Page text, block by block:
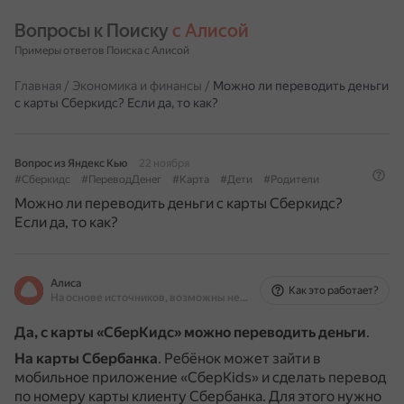
Вопросы к Поиску с Алисой
Примеры ответов Поиска с Алисой
Главная / Экономика и финансы / Можно ли переводить деньги
с карты Сберкидс? Если да, то как?
Вопрос из Яндекс Кью
22 ноября
#Сберкидс
#ПереводДенег #Карта #Дети #Родители
Можно ли переводить деньги с карты Сберкидс?
Если да, то как?
Алиса
На основе источников, возможны неточности
Как это работает?
Да, с карты «СберКидс» можно переводить деньги.
На карты Сбербанка. Ребёнок может зайти в
мобильное приложение «СберKids» и сделать перевод
по номеру карты клиенту Сбербанка. Для этого нужно